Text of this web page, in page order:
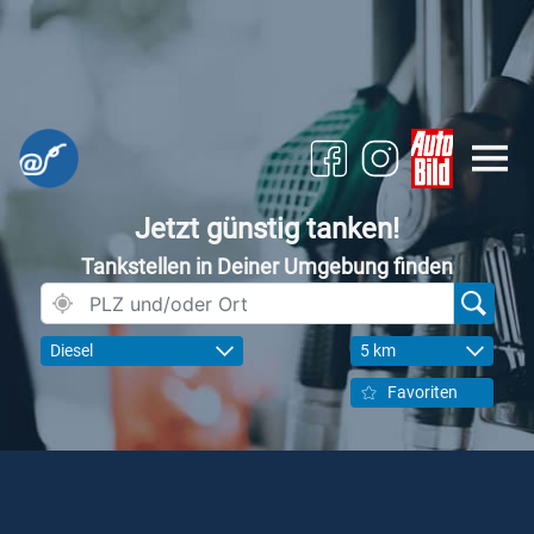
Jetzt günstig tanken!
Tankstellen in Deiner Umgebung finden
Diesel 5 km
Favoriten